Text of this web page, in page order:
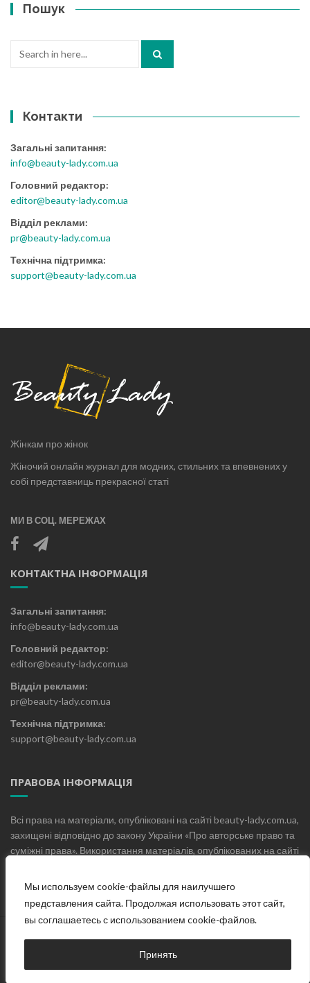
Мы используем cookie-файлы для наилучшего
представления сайта. Продолжая использовать этот сайт,
вы соглашаетесь с использованием cookie-файлов.
Принять
Пошук
Контакти
Загальні запитання:
info@beauty-lady.com.ua
Головний редактор:
editor@beauty-lady.com.ua
Відділ реклами:
pr@beauty-lady.com.ua
Технічна підтримка:
support@beauty-lady.com.ua
Жінкам про жінок
Жіночий онлайн журнал для модних, стильних та впевнених у
собі представниць прекрасної статі
МИ В СОЦ. МЕРЕЖАХ
КОНТАКТНА ІНФОРМАЦІЯ
Загальні запитання:
info@beauty-lady.com.ua
Головний редактор:
editor@beauty-lady.com.ua
Відділ реклами:
pr@beauty-lady.com.ua
Технічна підтримка:
support@beauty-lady.com.ua
ПРАВОВА ІНФОРМАЦІЯ
Всі права на матеріали, опубліковані на сайті beauty-lady.com.ua,
захищені відповідно до закону України «Про авторське право та
суміжні права». Використання матеріалів, опублікованих на сайті
допускається.
Головна Про проект Блог
Контакти
© Жіночий онлайн журнал «Beauty Lady», 2019-2025